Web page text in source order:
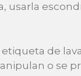
usarla
de
o se